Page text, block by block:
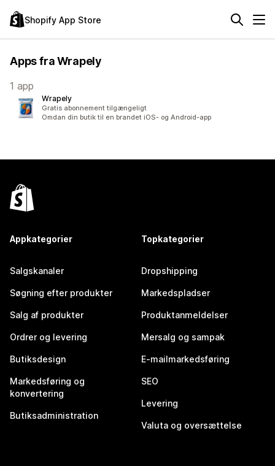
Shopify App Store
Apps fra Wrapely
1 app
Wrapely
Gratis abonnement tilgængeligt
Omdan din butik til en brandet iOS- og Android-app
Appkategorier
Salgskanaler
Søgning efter produkter
Salg af produkter
Ordrer og levering
Butiksdesign
Markedsføring og
konvertering
Butiksadministration
Topkategorier
Dropshipping
Markedspladser
Produktanmeldelser
Mersalg og sampak
E-mailmarkedsføring
SEO
Levering
Valuta og oversættelse